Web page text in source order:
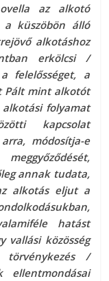
az alkotó
a küszöbön álló
alkotáshoz
erkölcsi /
felelősséget, a
Pált mint alkotót
folyamat
kapcsolat
módosítja-e
annak tudata,
alkotás eljut a
hatást
vallási közösség
törvénykezés /
ellentmondásai